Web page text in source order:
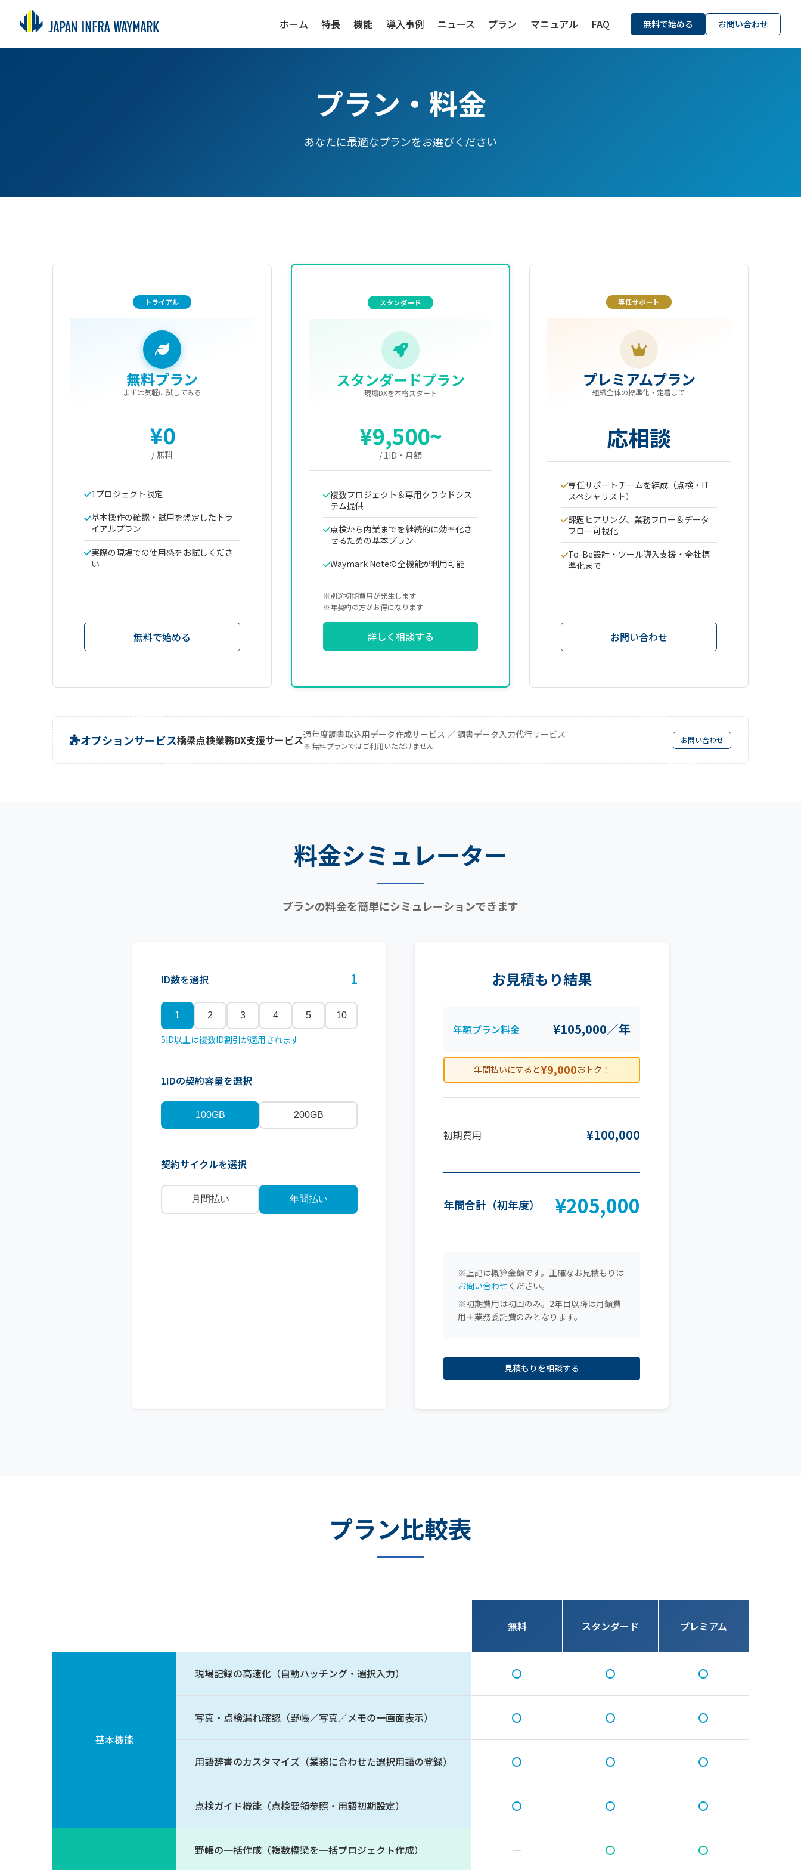
ホーム 特長 機能 導入事例 ニュース プラン マニュアル FAQ 無料で始める お問い合わせ
プラン・料金
あなたに最適なプランをお選びください
トライアル
無料プラン
まずは気軽に試してみる
¥0
/ 無料
1プロジェクト限定
基本操作の確認・試用を想定したトラ
イアルプラン
実際の現場での使用感をお試しくださ
い
無料で始める
スタンダード
スタンダードプラン
現場DXを本格スタート
¥9,500~
/ 1ID・月額
複数プロジェクト＆専用クラウドシス
テム提供
点検から内業までを継続的に効率化さ
せるための基本プラン
Waymark Noteの全機能が利用可能
※別途初期費用が発生します
※年契約の方がお得になります
詳しく相談する
専任サポート
プレミアムプラン
組織全体の標準化・定着まで
応相談
専任サポートチームを結成（点検・IT
スペシャリスト）
課題ヒアリング、業務フロー＆データ
フロー可視化
To-Be設計・ツール導入支援・全社標
準化まで
お問い合わせ
オプションサービス橋梁点検業務DX支援サービス過年度調書取込用データ作成サービス ／ 調書データ入力代行サービス
※ 無料プランではご利用いただけません
お問い合わせ
料金シミュレーター
プランの料金を簡単にシミュレーションできます
ID数を選択 1
1 2 3 4 5 10
5ID以上は複数ID割引が適用されます
1IDの契約容量を選択
100GB 200GB
契約サイクルを選択
月間払い 年間払い
お見積もり結果
年額プラン料金 ¥105,000／年
年間払いにすると¥9,000おトク！
初期費用 ¥100,000
年間合計（初年度） ¥205,000
※上記は概算金額です。正確なお見積もりは
お問い合わせ ください。
※初期費用は初回のみ。2年目以降は月額費
用＋業務委託費のみとなります。
見積もりを相談する
プラン比較表
無料 スタンダード プレミアム
基本機能
現場記録の高速化（自動ハッチング・選択入力） 〇 〇 〇
写真・点検漏れ確認（野帳／写真／メモの一画面表示） 〇 〇 〇
用語辞書のカスタマイズ（業務に合わせた選択用語の登録） 〇 〇 〇
点検ガイド機能（点検要領参照・用語初期設定） 〇 〇 〇
野帳の一括作成（複数橋梁を一括プロジェクト作成） ― 〇 〇